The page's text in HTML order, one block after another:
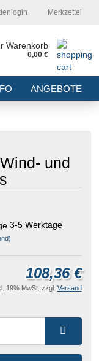
Merkzettel
Warenkorb
0,00 €
ANGEBOTE
und
3-5 Werktage
108,36 €
19% MwSt. zzgl. Versand